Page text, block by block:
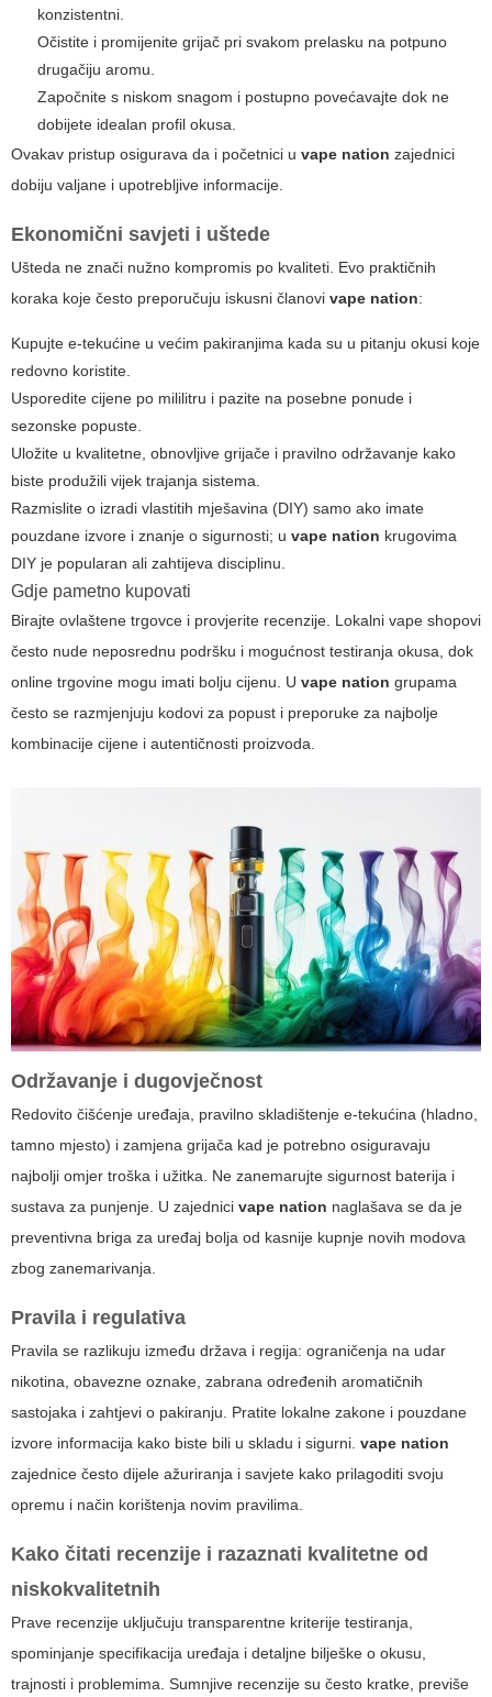
konzistentni.
Očistite i promijenite grijač pri svakom prelasku na potpuno
drugačiju aromu.
Započnite s niskom snagom i postupno povećavajte dok ne
dobijete idealan profil okusa.
Ovakav pristup osigurava da i početnici u vape nation zajednici
dobiju valjane i upotrebljive informacije.
Ekonomični savjeti i uštede
Ušteda ne znači nužno kompromis po kvaliteti. Evo praktičnih
koraka koje često preporučuju iskusni članovi vape nation:
Kupujte e-tekućine u većim pakiranjima kada su u pitanju okusi koje
redovno koristite.
Usporedite cijene po mililitru i pazite na posebne ponude i
sezonske popuste.
Uložite u kvalitetne, obnovljive grijače i pravilno održavanje kako
biste produžili vijek trajanja sistema.
Razmislite o izradi vlastitih mješavina (DIY) samo ako imate
pouzdane izvore i znanje o sigurnosti; u vape nation krugovima
DIY je popularan ali zahtijeva disciplinu.
Gdje pametno kupovati
Birajte ovlaštene trgovce i provjerite recenzije. Lokalni vape shopovi
često nude neposrednu podršku i mogućnost testiranja okusa, dok
online trgovine mogu imati bolju cijenu. U vape nation grupama
često se razmjenjuju kodovi za popust i preporuke za najbolje
kombinacije cijene i autentičnosti proizvoda.
Održavanje i dugovječnost
Redovito čišćenje uređaja, pravilno skladištenje e-tekućina (hladno,
tamno mjesto) i zamjena grijača kad je potrebno osiguravaju
najbolji omjer troška i užitka. Ne zanemarujte sigurnost baterija i
sustava za punjenje. U zajednici vape nation naglašava se da je
preventivna briga za uređaj bolja od kasnije kupnje novih modova
zbog zanemarivanja.
Pravila i regulativa
Pravila se razlikuju između država i regija: ograničenja na udar
nikotina, obavezne oznake, zabrana određenih aromatičnih
sastojaka i zahtjevi o pakiranju. Pratite lokalne zakone i pouzdane
izvore informacija kako biste bili u skladu i sigurni. vape nation
zajednice često dijele ažuriranja i savjete kako prilagoditi svoju
opremu i način korištenja novim pravilima.
Kako čitati recenzije i razaznati kvalitetne od
niskokvalitetnih
Prave recenzije uključuju transparentne kriterije testiranja,
spominjanje specifikacija uređaja i detaljne bilješke o okusu,
trajnosti i problemima. Sumnjive recenzije su često kratke, previše